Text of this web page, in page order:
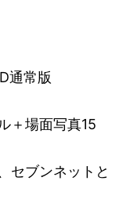
通常版
＋場面写真15
セブンネットと